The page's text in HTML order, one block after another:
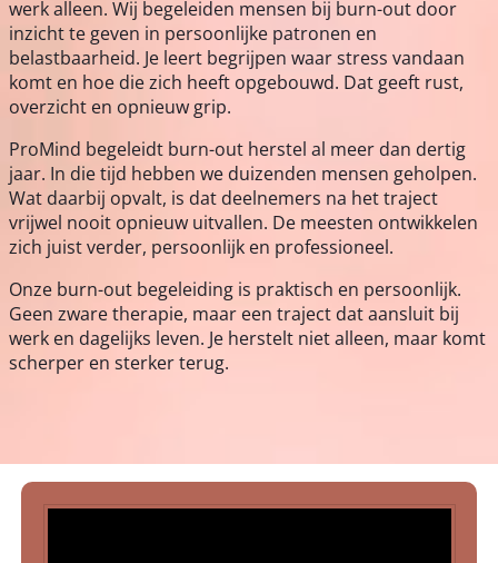
werk alleen. Wij begeleiden mensen bij burn-out door
inzicht te geven in persoonlijke patronen en
belastbaarheid. Je leert begrijpen waar stress vandaan
komt en hoe die zich heeft opgebouwd. Dat geeft rust,
overzicht en opnieuw grip.
ProMind begeleidt burn-out herstel al meer dan dertig
jaar. In die tijd hebben we duizenden mensen geholpen.
Wat daarbij opvalt, is dat deelnemers na het traject
vrijwel nooit opnieuw uitvallen. De meesten ontwikkelen
zich juist verder, persoonlijk en professioneel.
Onze burn-out begeleiding is praktisch en persoonlijk.
Geen zware therapie, maar een traject dat aansluit bij
werk en dagelijks leven. Je herstelt niet alleen, maar komt
scherper en sterker terug.